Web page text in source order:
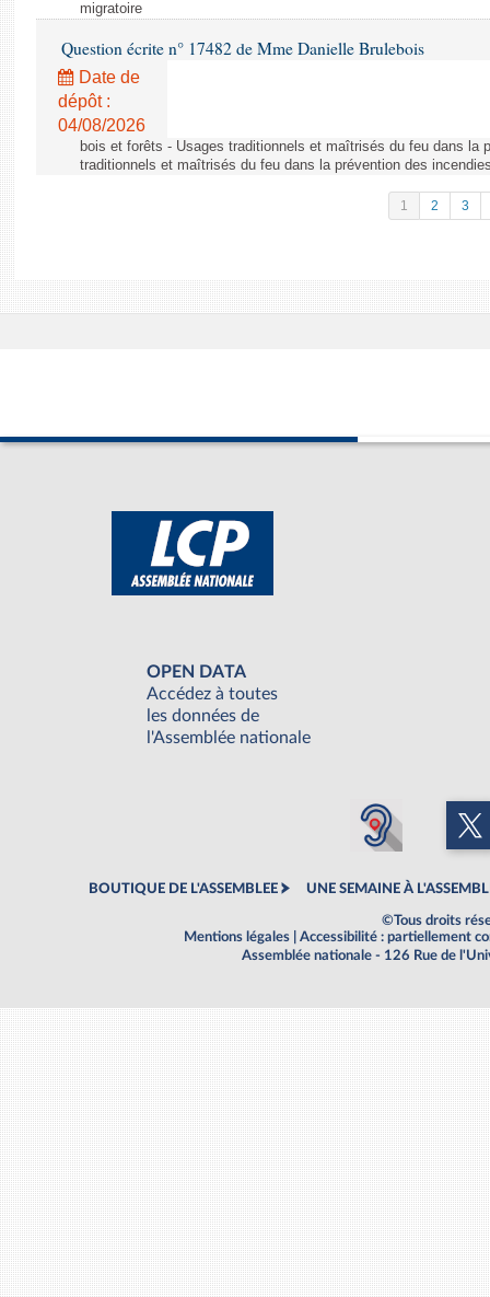
migratoire
Question écrite n° 17482 de Mme Danielle Brulebois
Date de
dépôt :
04/08/2026
bois et forêts - Usages traditionnels et maîtrisés du feu dans la
traditionnels et maîtrisés du feu dans la prévention des
1 2 3
OPEN DATA
Accédez à toutes
les données de
l'Assemblée nationale
BOUTIQUE DE L'ASSEMBLEE UNE SEMAINE À
©Tous droits
Mentions légales
Accessibilité : partiellement
Assemblée nationale - 126 Rue de